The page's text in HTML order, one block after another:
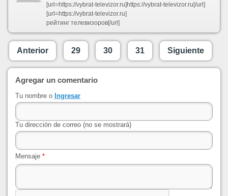
[url=https://vybrat-televizor.ru]https://vybrat-televizor.ru[/url]
[url=https://vybrat-televizor.ru]
рейтинг телевизоров[/url]
Anterior 29 30 31 Siguiente
Agregar un comentario
Tu nombre o Ingresar
Tu dirección de correo (no se mostrará)
Mensaje *